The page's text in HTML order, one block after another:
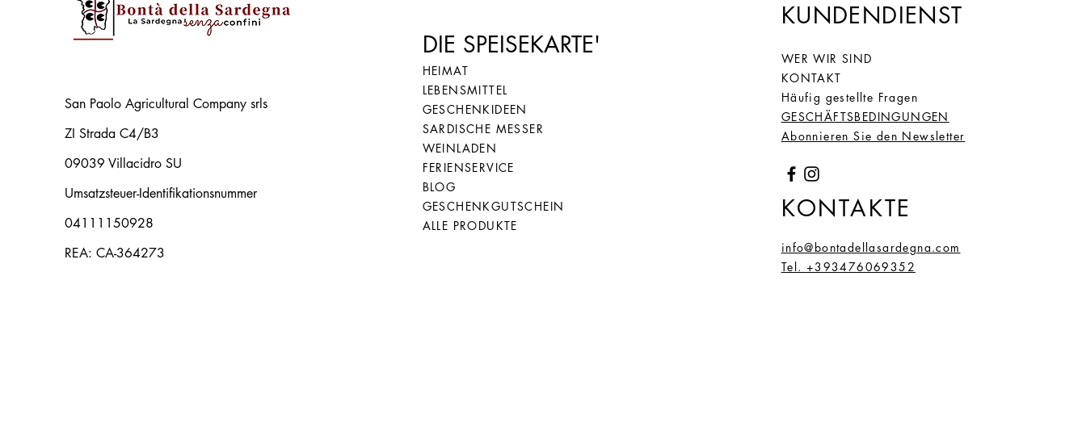
San Paolo Agricultural Company srls
ZI Strada C4/B3
09039 Villacidro SU
Umsatzsteuer-Identifikationsnummer
04111150928
REA: CA-364273
DIE SPEISEKARTE'
HEIMAT
LEBENSMITTEL
GESCHENKIDEEN
SARDISCHE MESSER
WEINLADEN
FERIENSERVICE
BLOG
GESCHENKGUTSCHEIN
ALLE PRODUKTE
KUNDENDIENST
WER WIR SIND
KONTAKT
Häufig gestellte Fragen
GESCHÄFTSBEDINGUNGEN
Abonnieren Sie den Newsletter
KONTAKTE
info@bontadellasardegna.com
Tel. +393476069352